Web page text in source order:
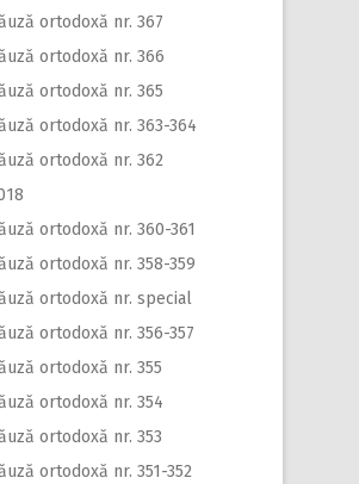
ortodoxă nr. 367
ortodoxă nr. 366
ortodoxă nr. 365
ortodoxă nr. 363-364
ortodoxă nr. 362
ortodoxă nr. 360-361
ortodoxă nr. 358-359
ortodoxă nr. special
ortodoxă nr. 356-357
ortodoxă nr. 355
ortodoxă nr. 354
ortodoxă nr. 353
ortodoxă nr. 351-352